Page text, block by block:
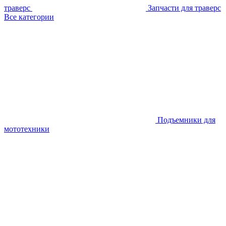
траверс
Запчасти для траверс
Все категории
Подъемники для
мототехники